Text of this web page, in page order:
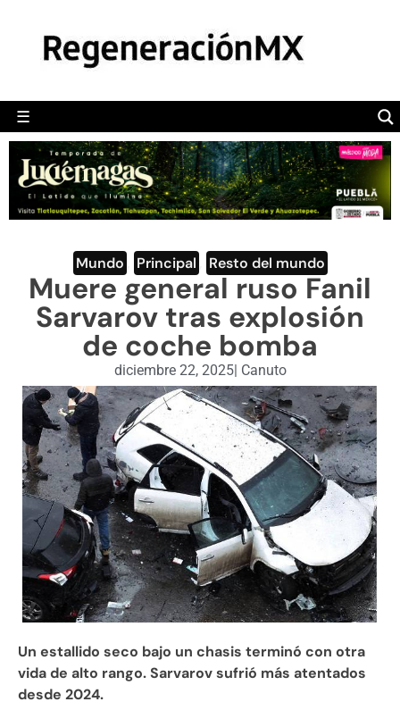
☰
POLÍTICA
CAMALEÓN
OPINIÓN
DEPORTES
ENGLISH SECTION
VIDEOS
Mundo Principal Resto del mundo
Muere general ruso Fanil
Sarvarov tras explosión
de coche bomba
diciembre 22, 2025| Canuto
Un estallido seco bajo un chasis terminó con otra
vida de alto rango. Sarvarov sufrió más atentados
desde 2024.